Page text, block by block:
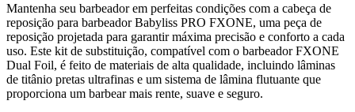
Mantenha seu barbeador em perfeitas condições com a cabeça de
reposição para barbeador Babyliss PRO FXONE, uma peça de
reposição projetada para garantir máxima precisão e conforto a cada
uso. Este kit de substituição, compatível com o barbeador FXONE
Dual Foil, é feito de materiais de alta qualidade, incluindo lâminas
de titânio pretas ultrafinas e um sistema de lâmina flutuante que
proporciona um barbear mais rente, suave e seguro.